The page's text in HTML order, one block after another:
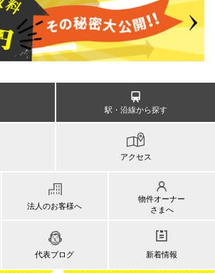
駅・沿線から探す
アクセス
法人のお客様へ
物件オーナー
さまへ
代表ブログ 新着情報